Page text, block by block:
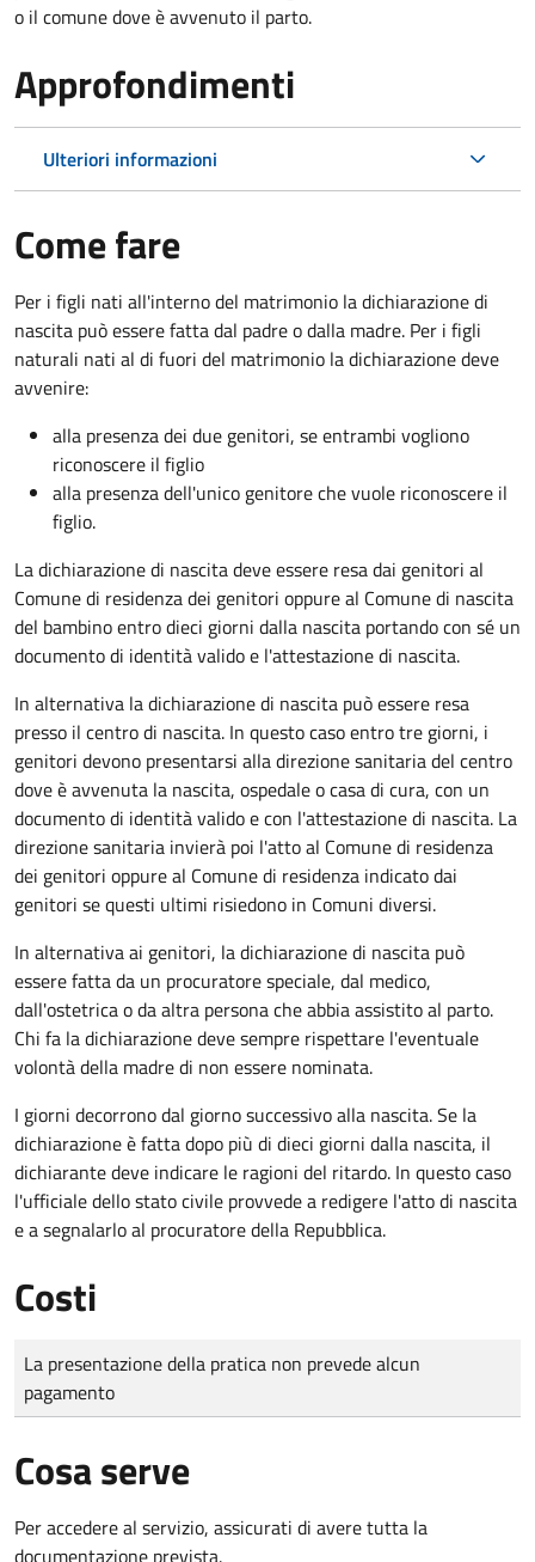
o il comune dove è avvenuto il parto.
Approfondimenti
Ulteriori informazioni
Come fare
Per i figli nati all'interno del matrimonio la dichiarazione di
nascita può essere fatta dal padre o dalla madre. Per i figli
naturali nati al di fuori del matrimonio la dichiarazione deve
avvenire:
alla presenza dei due genitori, se entrambi vogliono
riconoscere il figlio
alla presenza dell'unico genitore che vuole riconoscere il
figlio.
La dichiarazione di nascita deve essere resa dai genitori al
Comune di residenza dei genitori oppure al Comune di nascita
del bambino entro dieci giorni dalla nascita portando con sé un
documento di identità valido e l'attestazione di nascita.
In alternativa la dichiarazione di nascita può essere resa
presso il centro di nascita. In questo caso entro tre giorni, i
genitori devono presentarsi alla direzione sanitaria del centro
dove è avvenuta la nascita, ospedale o casa di cura, con un
documento di identità valido e con l'attestazione di nascita. La
direzione sanitaria invierà poi l'atto al Comune di residenza
dei genitori oppure al Comune di residenza indicato dai
genitori se questi ultimi risiedono in Comuni diversi.
In alternativa ai genitori, la dichiarazione di nascita può
essere fatta da un procuratore speciale, dal medico,
dall'ostetrica o da altra persona che abbia assistito al parto.
Chi fa la dichiarazione deve sempre rispettare l'eventuale
volontà della madre di non essere nominata.
I giorni decorrono dal giorno successivo alla nascita. Se la
dichiarazione è fatta dopo più di dieci giorni dalla nascita, il
dichiarante deve indicare le ragioni del ritardo. In questo caso
l'ufficiale dello stato civile provvede a redigere l'atto di nascita
e a segnalarlo al procuratore della Repubblica.
Costi
Tipo di pagamento
Importo
La presentazione della pratica non prevede alcun
pagamento
Cosa serve
Per accedere al servizio, assicurati di avere tutta la
documentazione prevista.